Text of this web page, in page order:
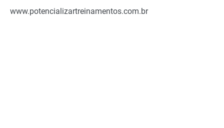
www.potencializartreinamentos.com.br